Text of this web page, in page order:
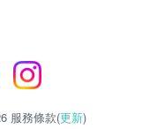
服務條款(更新)